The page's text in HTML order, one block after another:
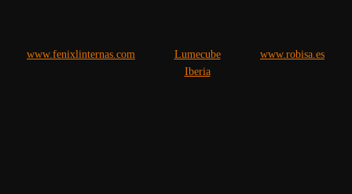
www.fenixlinternas.com
Lumecube
Iberia
www.robisa.es